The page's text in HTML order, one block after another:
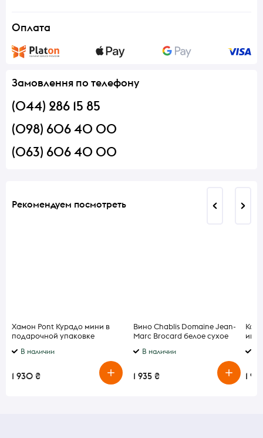
Оплата
Замовлення по телефону
(044) 286 15 85
(098) 606 40 00
(063) 606 40 00
Рекомендуем посмотреть
Хамон Pont Курадо мини в
подарочной упаковке
В наличии
1 930 ₴
Вино Chablis Domaine Jean-
Marc Brocard белое сухое
В наличии
1 935 ₴ 1